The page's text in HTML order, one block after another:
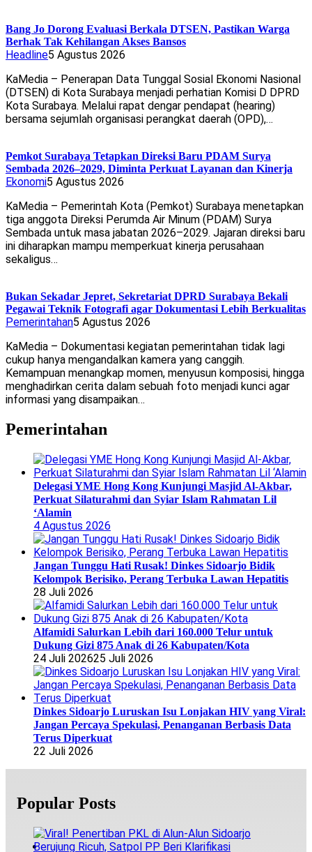
Bang Jo Dorong Evaluasi Berkala DTSEN, Pastikan Warga
Berhak Tak Kehilangan Akses Bansos
Headline5 Agustus 2026
KaMedia – Penerapan Data Tunggal Sosial Ekonomi Nasional
(DTSEN) di Kota Surabaya menjadi perhatian Komisi D DPRD
Kota Surabaya. Melalui rapat dengar pendapat (hearing)
bersama sejumlah organisasi perangkat daerah (OPD),…
Pemkot Surabaya Tetapkan Direksi Baru PDAM Surya
Sembada 2026–2029, Diminta Perkuat Layanan dan Kinerja
Ekonomi5 Agustus 2026
KaMedia – Pemerintah Kota (Pemkot) Surabaya menetapkan
tiga anggota Direksi Perumda Air Minum (PDAM) Surya
Sembada untuk masa jabatan 2026–2029. Jajaran direksi baru
ini diharapkan mampu memperkuat kinerja perusahaan
sekaligus…
Bukan Sekadar Jepret, Sekretariat DPRD Surabaya Bekali
Pegawai Teknik Fotografi agar Dokumentasi Lebih Berkualitas
Pemerintahan5 Agustus 2026
KaMedia – Dokumentasi kegiatan pemerintahan tidak lagi
cukup hanya mengandalkan kamera yang canggih.
Kemampuan menangkap momen, menyusun komposisi, hingga
menghadirkan cerita dalam sebuah foto menjadi kunci agar
informasi yang disampaikan…
Pemerintahan
Delegasi YME Hong Kong Kunjungi Masjid Al-Akbar,
Perkuat Silaturahmi dan Syiar Islam Rahmatan Lil
‘Alamin
4 Agustus 2026
Jangan Tunggu Hati Rusak! Dinkes Sidoarjo Bidik
Kelompok Berisiko, Perang Terbuka Lawan Hepatitis
28 Juli 2026
Alfamidi Salurkan Lebih dari 160.000 Telur untuk
Dukung Gizi 875 Anak di 26 Kabupaten/Kota
24 Juli 202625 Juli 2026
Dinkes Sidoarjo Luruskan Isu Lonjakan HIV yang Viral:
Jangan Percaya Spekulasi, Penanganan Berbasis Data
Terus Diperkuat
22 Juli 2026
Popular Posts